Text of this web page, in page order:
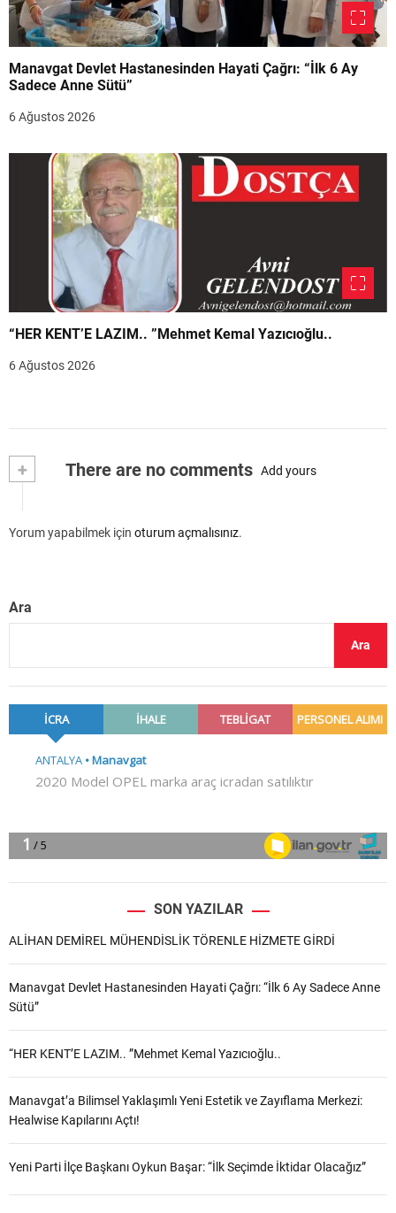
Manavgat Devlet Hastanesinden Hayati Çağrı: “İlk 6 Ay
Sadece Anne Sütü”
6 Ağustos 2026
“HER KENT’E LAZIM.. ”Mehmet Kemal Yazıcıoğlu..
6 Ağustos 2026
+ There are no comments Add yours
Yorum yapabilmek için oturum açmalısınız.
Ara
Ara
SON YAZILAR
ALİHAN DEMİREL MÜHENDİSLİK TÖRENLE HİZMETE GİRDİ
Manavgat Devlet Hastanesinden Hayati Çağrı: “İlk 6 Ay Sadece Anne
Sütü”
“HER KENT’E LAZIM.. ”Mehmet Kemal Yazıcıoğlu..
Manavgat’a Bilimsel Yaklaşımlı Yeni Estetik ve Zayıflama Merkezi:
Healwise Kapılarını Açtı!
Yeni Parti İlçe Başkanı Oykun Başar: “İlk Seçimde İktidar Olacağız”